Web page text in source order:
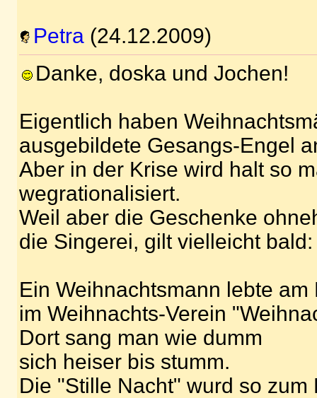
Petra (24.12.2009)
Danke, doska und Jochen!
Eigentlich haben
ausgebildete Gesangs-Engel
Aber in der Krise wird halt so
wegrationalisiert.
Weil aber die Geschenke
die Singerei, gilt vielleicht bald:
Ein Weihnachtsmann lebte am
im Weihnachts-Verein
Dort sang man wie dumm
sich heiser bis stumm.
Die "Stille Nacht" wurd so zum